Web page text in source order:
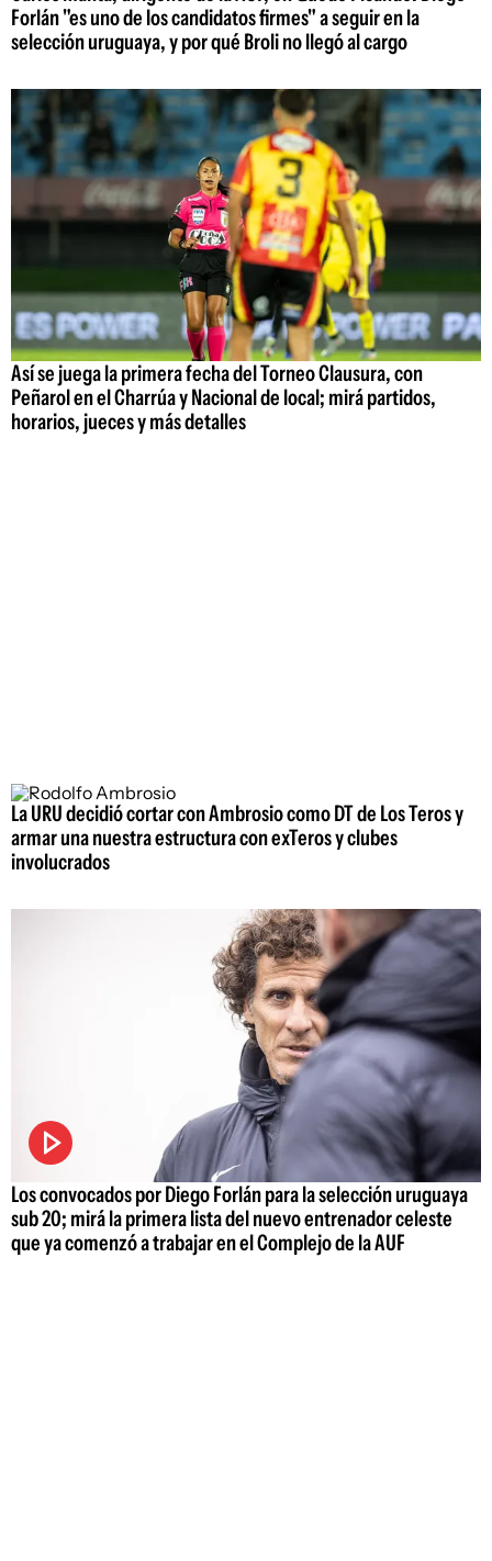
Forlán "es uno de los candidatos firmes" a seguir en la
selección uruguaya, y por qué Broli no llegó al cargo
Así se juega la primera fecha del Torneo Clausura, con
Peñarol en el Charrúa y Nacional de local; mirá partidos,
horarios, jueces y más detalles
La URU decidió cortar con Ambrosio como DT de Los Teros y
armar una nuestra estructura con exTeros y clubes
involucrados
Los convocados por Diego Forlán para la selección uruguaya
sub 20; mirá la primera lista del nuevo entrenador celeste
que ya comenzó a trabajar en el Complejo de la AUF